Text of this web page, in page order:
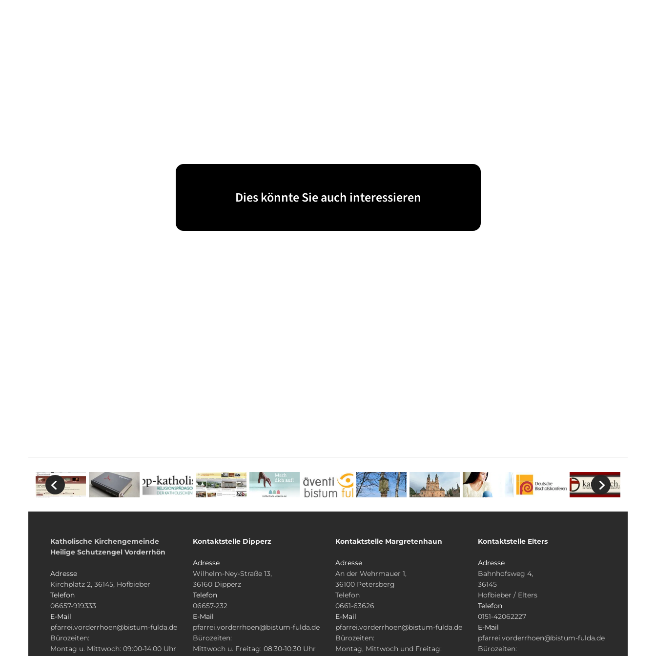
Dies könnte Sie auch interessieren
Katholische Kirchengemeinde
Heilige Schutzengel Vorderrhön
Adresse
Kirchplatz 2, 36145, Hofbieber
Telefon
06657-919333
E-Mail
pfarrei.vorderrhoen@bistum-fulda.de
Bürozeiten:
Montag u. Mittwoch: 09:00-14:00 Uhr
Kontaktstelle Dipperz
Adresse
Wilhelm-Ney-Straße 13,
36160 Dipperz
Telefon
06657-232
E-Mail
pfarrei.vorderrhoen@bistum-fulda.de
Bürozeiten:
Mittwoch u. Freitag: 08:30-10:30 Uhr
Kontaktstelle Margretenhaun
Adresse
An der Wehrmauer 1,
36100 Petersberg
Telefon
0661-63626
E-Mail
pfarrei.vorderrhoen@bistum-fulda.de
Bürozeiten:
Montag, Mittwoch und Freitag:
Kontaktstelle Elters
Adresse
Bahnhofsweg 4,
36145
Hofbieber / Elters
Telefon
0151-42062227
E-Mail
pfarrei.vorderrhoen@bistum-fulda.de
Bürozeiten: